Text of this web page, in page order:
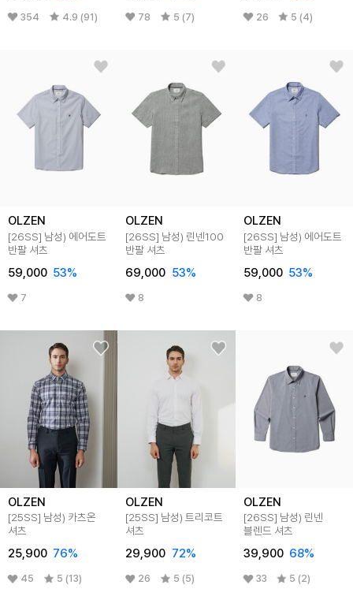
354 4.9 (91) 78 5 (7) 26 5 (4)
OLZEN
[26SS] 남성) 에어도트
반팔 셔츠
59,000 53%
7
OLZEN
[26SS] 남성) 린넨100
반팔 셔츠
69,000 53%
8
OLZEN
[26SS] 남성) 에어도트
반팔 셔츠
59,000 53%
8
OLZEN
[25SS] 남성) 카츠온
셔츠
25,900 76%
45 5 (13)
OLZEN
[25SS] 남성) 트리코트
셔츠
29,900 72%
26 5 (5)
OLZEN
[26SS] 남성) 린넨
블렌드 셔츠
39,900 68%
33 5 (2)